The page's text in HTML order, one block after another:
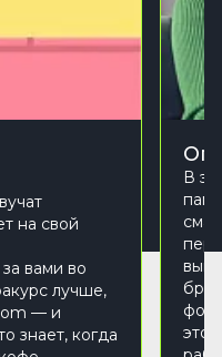
на свой
вами во
лучше,
— и
знает, когда
В
это